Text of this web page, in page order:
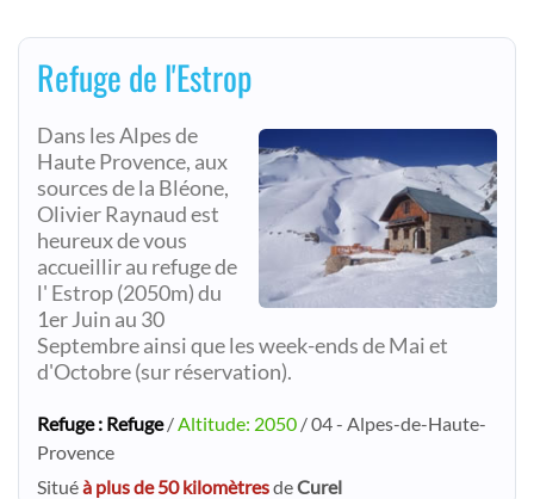
Refuge de l'Estrop
Dans les Alpes de
Haute Provence, aux
sources de la Bléone,
Olivier Raynaud est
heureux de vous
accueillir au refuge de
l' Estrop (2050m) du
1er Juin au 30
Septembre ainsi que les week-ends de Mai et
d'Octobre (sur réservation).
Refuge : Refuge/ Altitude: 2050 / 04 - Alpes-de-Haute-
Provence
Situéà plus de 50 kilomètresdeCurel